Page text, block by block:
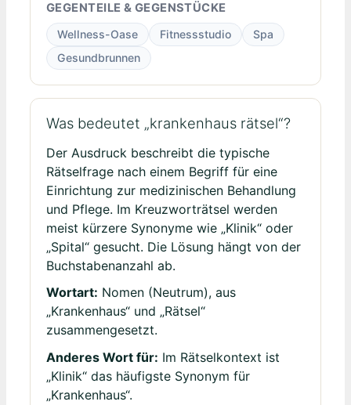
GEGENTEILE & GEGENSTÜCKE
Wellness-Oase Fitnessstudio
Spa
Gesundbrunnen
Was bedeutet „krankenhaus rätsel“?
Der Ausdruck beschreibt die typische
Rätselfrage nach einem Begriff für eine
Einrichtung zur medizinischen Behandlung
und Pflege. Im Kreuzworträtsel werden
meist kürzere Synonyme wie „Klinik“ oder
„Spital“ gesucht. Die Lösung hängt von der
Buchstabenanzahl ab.
Wortart: Nomen (Neutrum), aus
„Krankenhaus“ und „Rätsel“
zusammengesetzt.
Anderes Wort für: Im Rätselkontext ist
„Klinik“ das häufigste Synonym für
„Krankenhaus“.